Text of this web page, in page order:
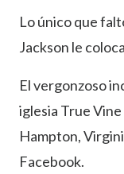
Lo único que
Jackson le
El vergonzoso
iglesia True
Hampton,
Facebook.